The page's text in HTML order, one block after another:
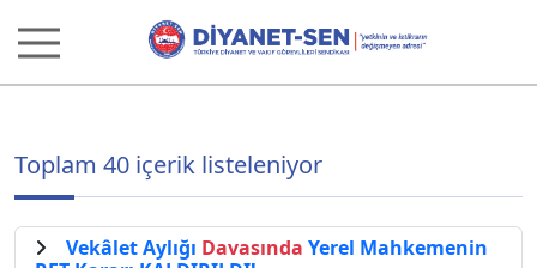
Toplam 40 içerik listeleniyor
Vekâlet Aylığı Davasında Yerel Mahkemenin